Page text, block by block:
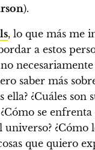
).
, lo que más me
a estos
saber más
ella? ¿Cuáles son
se enfrenta
¿Cómo
que quiero